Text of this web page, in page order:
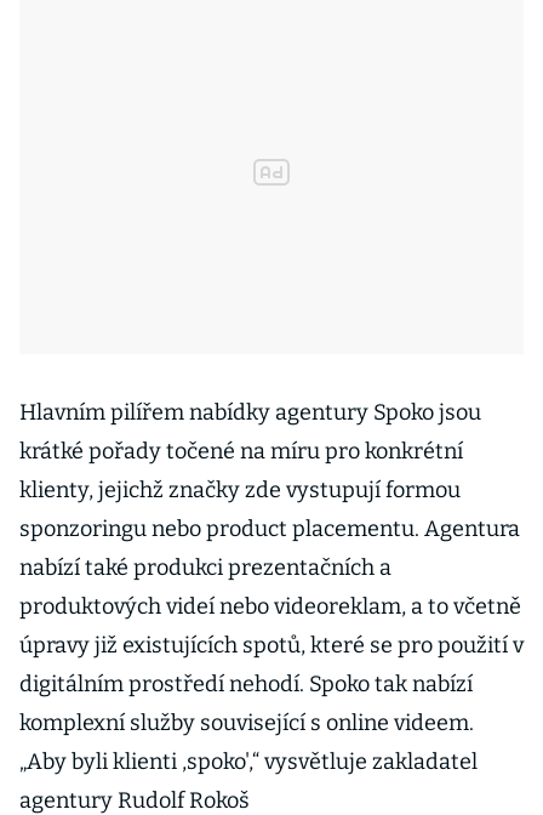
Hlavním pilířem nabídky agentury Spoko jsou
krátké pořady točené na míru pro konkrétní
klienty, jejichž značky zde vystupují formou
sponzoringu nebo product placementu. Agentura
nabízí také produkci prezentačních a
produktových videí nebo videoreklam, a to včetně
úpravy již existujících spotů, které se pro použití v
digitálním prostředí nehodí. Spoko tak nabízí
komplexní služby související s online videem.
„Aby byli klienti ,spoko',“ vysvětluje zakladatel
agentury Rudolf Rokoš